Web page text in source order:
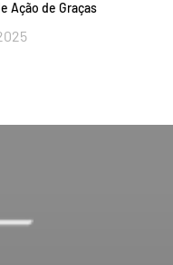
Ação de Graças